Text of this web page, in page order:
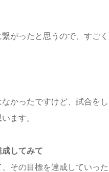
がったと思うので、すごく
かったですけど、試合をし
ます。
してみて
その目標を達成していった